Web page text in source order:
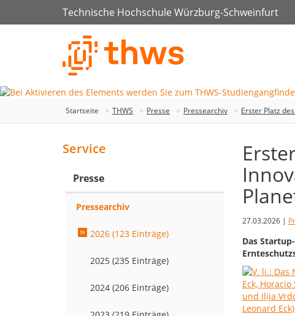
Technische Hochschule Würzburg-Schweinfurt
Startseite THWS Presse Pressearchiv Erster Platz
27.03.2026 |
Das
Service
Presse
Pressearchiv
2026 (123 Einträge)
2025 (235 Einträge)
2024 (206 Einträge)